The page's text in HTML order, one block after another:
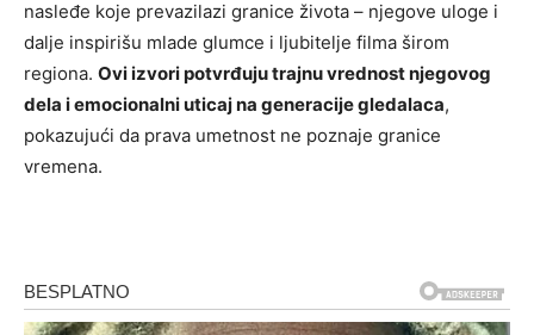
nasleđe koje prevazilazi granice života – njegove uloge i
dalje inspirišu mlade glumce i ljubitelje filma širom
regiona. Ovi izvori potvrđuju trajnu vrednost njegovog
dela i emocionalni uticaj na generacije gledalaca,
pokazujući da prava umetnost ne poznaje granice
vremena.